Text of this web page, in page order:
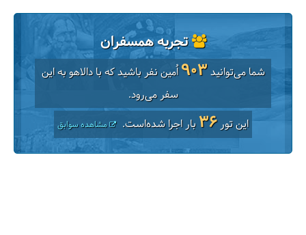
تجربه همسفران
شما می‌توانید903اُمین نفر باشید که با دالاهو به این
سفر می‌رود.
این تور36بار اجرا شده‌است. مشاهده سوابق